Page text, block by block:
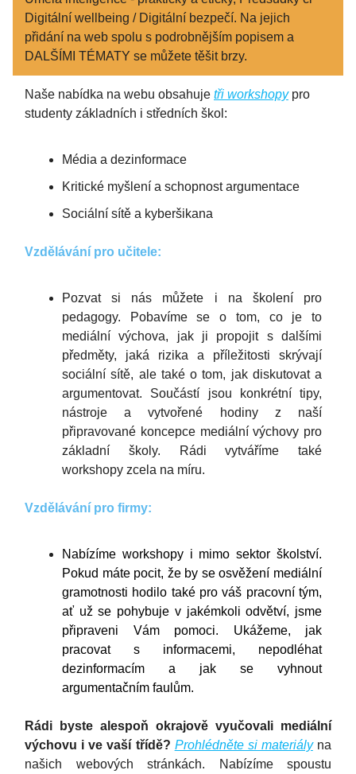
Digitální wellbeing / Digitální bezpečí. Na jejich
přidání na web spolu s podrobnějším popisem a
DALŠÍMI TÉMATY se můžete těšit brzy.
Naše nabídka na webu obsahuje tři workshopypro
studenty základních i středních škol:
Média a dezinformace
Kritické myšlení a schopnost argumentace
Sociální sítě a kyberšikana
Vzdělávání pro učitele:
Pozvat si nás můžete i na školení pro
pedagogy. Pobavíme se o tom, co je to
mediální výchova, jak ji propojit s dalšími
předměty, jaká rizika a příležitosti skrývají
sociální sítě, ale také o tom, jak diskutovat a
argumentovat. Součástí jsou konkrétní tipy,
nástroje a vytvořené hodiny z naší
připravované koncepce mediální výchovy pro
základní školy. Rádi vytváříme také
workshopy zcela na míru.
Vzdělávání pro firmy:
Nabízíme workshopy i mimo sektor školství.
Pokud máte pocit, že by se osvěžení mediální
gramotnosti hodilo také pro váš pracovní tým,
ať už se pohybuje v jakémkoli odvětví, jsme
připraveni Vám pomoci. Ukážeme, jak
pracovat s informacemi, nepodléhat
dezinformacím a jak se vyhnout
argumentačním faulům.
Rádi byste alespoň okrajově vyučovali mediální
výchovu i ve vaší třídě? Prohlédněte si materiályna
našich webových stránkách. Nabízíme spoustu